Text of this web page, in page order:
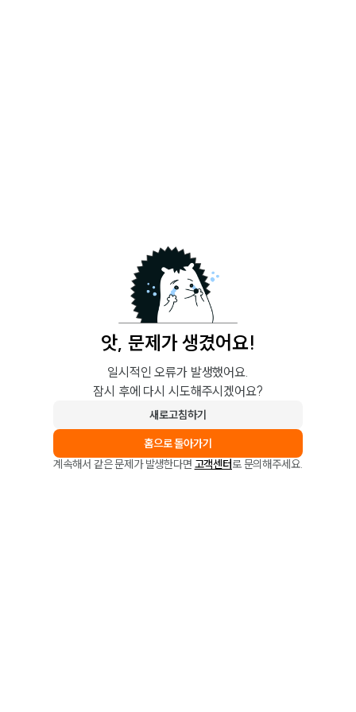
앗, 문제가 생겼어요!
일시적인 오류가 발생했어요.
잠시 후에 다시 시도해주시겠어요?
새로고침하기
홈으로 돌아가기
계속해서 같은 문제가 발생한다면 고객센터로 문의해주세요.